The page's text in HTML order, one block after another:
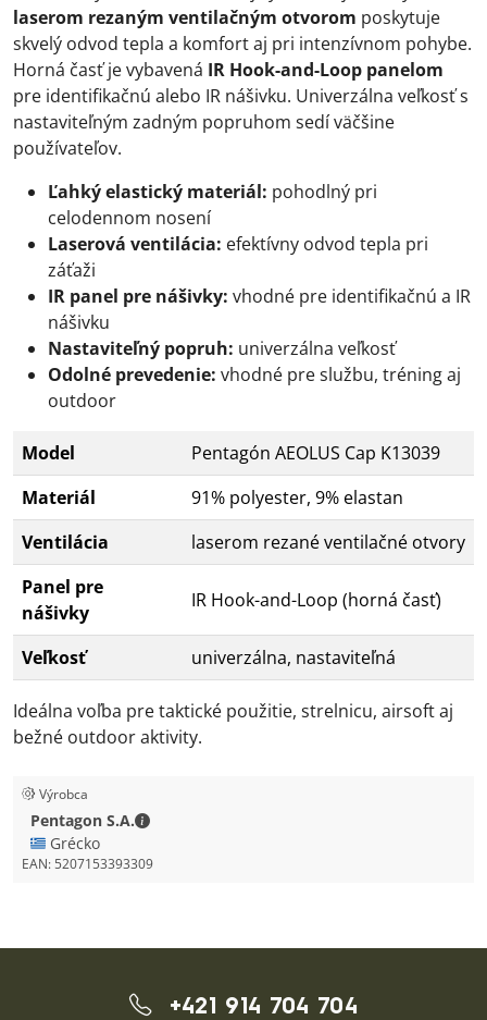
laserom rezaným ventilačným otvorom poskytuje
skvelý odvod tepla a komfort aj pri intenzívnom pohybe.
Horná časť je vybavená IR Hook-and-Loop panelom
pre identifikačnú alebo IR nášivku. Univerzálna veľkosť s
nastaviteľným zadným popruhom sedí väčšine
používateľov.
Ľahký elastický materiál: pohodlný pri
celodennom nosení
Laserová ventilácia: efektívny odvod tepla pri
záťaži
IR panel pre nášivky: vhodné pre identifikačnú a IR
nášivku
Nastaviteľný popruh: univerzálna veľkosť
Odolné prevedenie: vhodné pre službu, tréning aj
outdoor
Model
Pentagón AEOLUS Cap K13039
Materiál
91% polyester, 9% elastan
Ventilácia
laserom rezané ventilačné otvory
Panel pre
nášivky
IR Hook-and-Loop (horná časť)
Veľkosť univerzálna, nastaviteľná
Ideálna voľba pre taktické použitie, strelnicu, airsoft aj
bežné outdoor aktivity.
Výrobca
Pentagon S.A.
Pentagon S.A. - Kontaktné údaje
🇬🇷 Grécko
EAN: 5207153393309
+421 914 704 704